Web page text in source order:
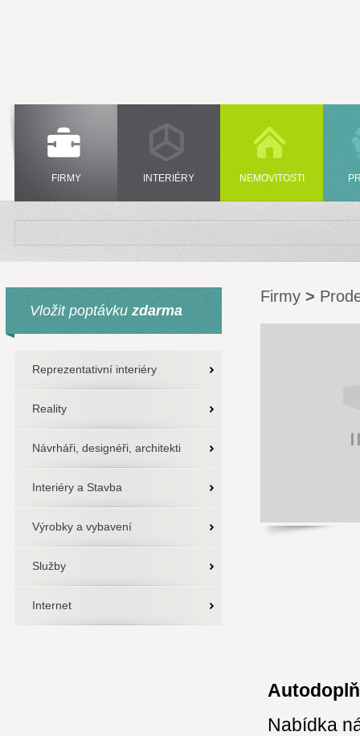
FIRMY INTERIÉRY NEMOVITOSTI
Vložit poptávku zdarma
Reprezentativní interiéry
Reality
Návrháři, designéři, architekti
Interiéry a Stavba
Výrobky a vybavení
Služby
Internet
Firmy >
Nabídka